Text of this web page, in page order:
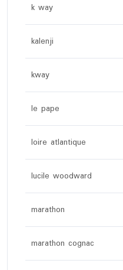
k way
kalenji
kway
le pape
loire atlantique
lucile woodward
marathon
marathon cognac